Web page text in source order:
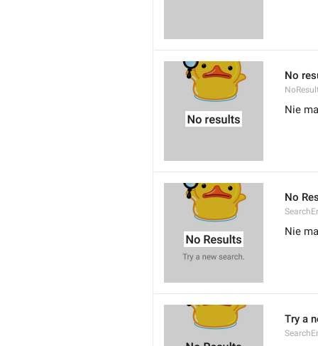
No
Nie
No
Nie
Try a